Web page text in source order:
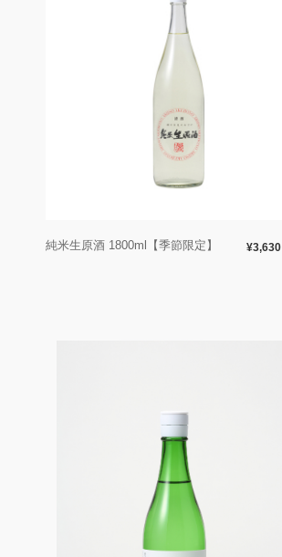
純米生原酒 1800ml【季節限定】 ¥3,630